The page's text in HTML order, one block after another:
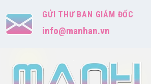
GỬI THƯ BAN GIÁM ĐỐC
info@manhan.vn